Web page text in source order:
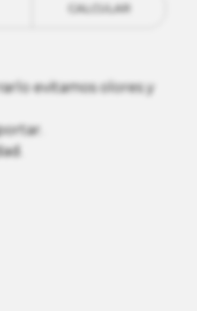
CALCULAR
evitamos olores y